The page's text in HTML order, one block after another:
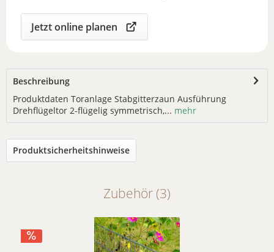
Jetzt online planen
Beschreibung
Produktdaten Toranlage Stabgitterzaun Ausführung
Drehflügeltor 2-flügelig symmetrisch,... mehr
Produktsicherheitshinweise
Zubehör (3)